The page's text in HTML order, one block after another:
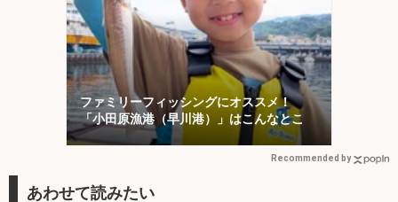
ファミリーフィッシングにオススメ！
「小田原漁港（早川港）」はこんなとこ
Recommended by